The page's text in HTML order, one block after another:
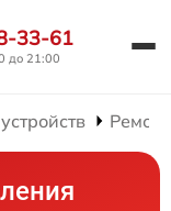
33-61
до 21:00